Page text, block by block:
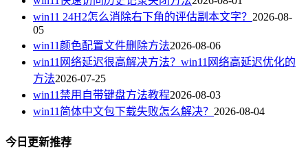
win11 24H2怎么消除右下角的评估副本文字？ 2026-08-
05
win11颜色配置文件删除方法2026-08-06
win11网络延迟很高解决方法？win11网络高延迟优化的
方法2026-07-25
win11禁用自带键盘方法教程2026-08-03
win11简体中文包下载失败怎么解决？ 2026-08-04
今日更新推荐